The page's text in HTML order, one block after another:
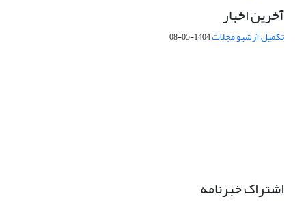
آخرین اخبار
تکمیل آرشیو مجلات1404-05-08
اشتراک خبرنامه